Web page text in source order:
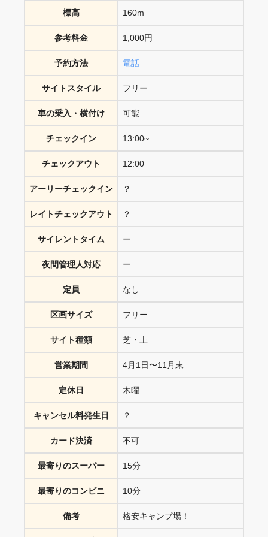
標高 160m
参考料金 1,000円
予約方法 電話
サイトスタイル フリー
車の乗入・横付け 可能
チェックイン 13:00~
チェックアウト 12:00
アーリーチェックイン ？
レイトチェックアウト ？
サイレントタイム ー
夜間管理人対応 ー
定員 なし
区画サイズ フリー
サイト種類 芝・土
営業期間 4月1日〜11月末
定休日 木曜
キャンセル料発生日 ？
カード決済 不可
最寄りのスーパー 15分
最寄りのコンビニ 10分
備考 格安キャンプ場！